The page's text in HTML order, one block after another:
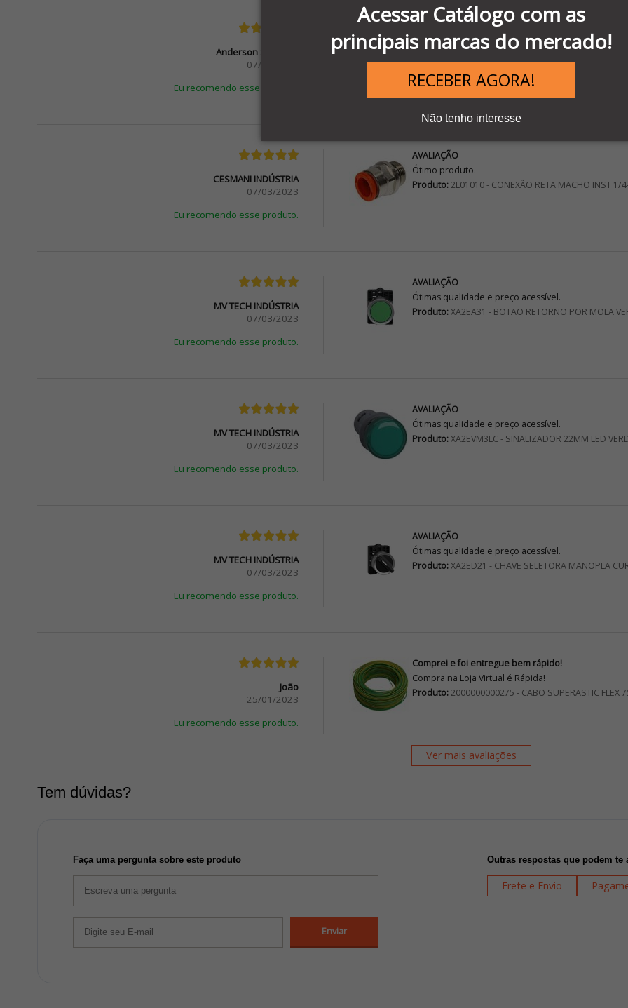
Acessar Catálogo com as
principais marcas do mercado!
RECEBER AGORA!
Não tenho interesse
Anderson Santiago
07/03/2023
Eu recomendo esse produto.
Achei ótimo instrumento de fácil manuseio a parte
Multímetro Digital Data Hold Tensão AC/
CESMANI INDÚSTRIA
07/03/2023
Eu recomendo esse produto.
AVALIAÇÃO
Ótimo produto.
Produto:2L01010 - CONEXÃO RETA MACHO INST 1/
MV TECH INDÚSTRIA
07/03/2023
Eu recomendo esse produto.
AVALIAÇÃO
Ótimas qualidade e preço acessível.
Produto:XA2EA31 - BOTAO RETORNO POR MOLA
MV TECH INDÚSTRIA
07/03/2023
Eu recomendo esse produto.
AVALIAÇÃO
Ótimas qualidade e preço acessível.
Produto:XA2EVM3LC - SINALIZADOR 22MM LED
MV TECH INDÚSTRIA
07/03/2023
Eu recomendo esse produto.
AVALIAÇÃO
Ótimas qualidade e preço acessível.
Produto:XA2ED21 - CHAVE SELETORA MANOPLA
João
25/01/2023
Eu recomendo esse produto.
Comprei e foi entregue bem rápido!
Compra na Loja Virtual é Rápida!
Produto:2000000000275 - CABO SUPERASTIC FLEX
Ver mais avaliações
Tem dúvidas?
Faça uma pergunta sobre este produto
Enviar
Outras respostas que podem te
Frete e Envio